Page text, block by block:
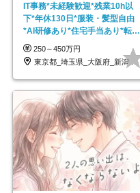
IT事務*未経験歓迎*残業10h以
下*年休130日*服装・髪型自由
*AI研修あり*住宅手当あり*転勤
なし
250～450万円
東京都_埼玉県_大阪府_新潟県_福岡県